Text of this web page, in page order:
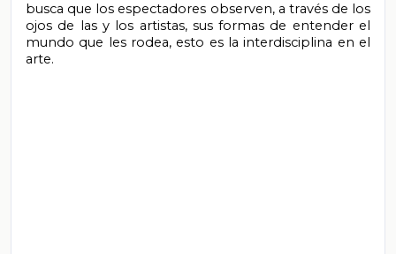
busca que los espectadores observen, a través de los
ojos de las y los artistas, sus formas de entender el
mundo que les rodea, esto es la interdisciplina en el
arte.